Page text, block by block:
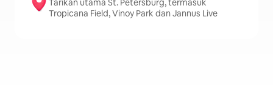
Tarikan utama St. Petersburg, termasuk
Tropicana Field, Vinoy Park dan Jannus Live